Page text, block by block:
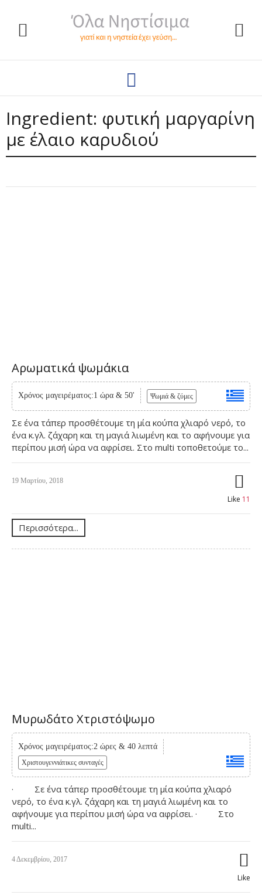
Ingredient: φυτική μαργαρίνη
με έλαιο καρυδιού
Αρωματικά ψωμάκια
Χρόνος μαγειρέματος:1 ώρα & 50' Ψωμιά & ζύμες
Σε ένα τάπερ προσθέτουμε τη μία κούπα χλιαρό νερό, το
ένα κ.γλ. ζάχαρη και τη μαγιά λιωμένη και το αφήνουμε για
περίπου μισή ώρα να αφρίσει. Στο multi τοποθετούμε το...
19 Μαρτίου, 2018
Like 11
Περισσότερα...
Μυρωδάτο Χτριστόψωμο
Χρόνος μαγειρέματος:2 ώρες & 40 λεπτά
Χριστουγεννιάτικες συνταγές
· Σε ένα τάπερ προσθέτουμε τη μία κούπα χλιαρό
νερό, το ένα κ.γλ. ζάχαρη και τη μαγιά λιωμένη και το
αφήνουμε για περίπου μισή ώρα να αφρίσει. · Στο
multi...
4 Δεκεμβρίου, 2017
Like